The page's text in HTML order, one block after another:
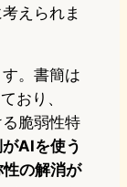
えられま
。書簡は
おり、
る脆弱性特
AIを使う
の解消が